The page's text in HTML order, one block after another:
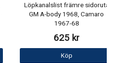
Löpkanalslist främre sidoruta
GM A-body 1968, Camaro
1967-68
625 kr
Köp